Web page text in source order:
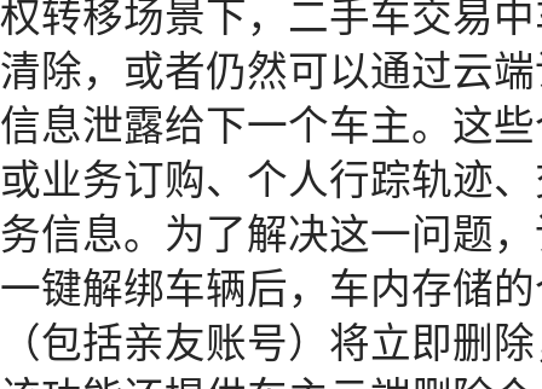
权转移场景下，二手车交易
清除，或者仍然可以通过云
信息泄露给下一个车主。这
或业务订购、个人行踪轨迹
务信息。为了解决这一问题
一键解绑车辆后，车内存储
（包括亲友账号）将立即删